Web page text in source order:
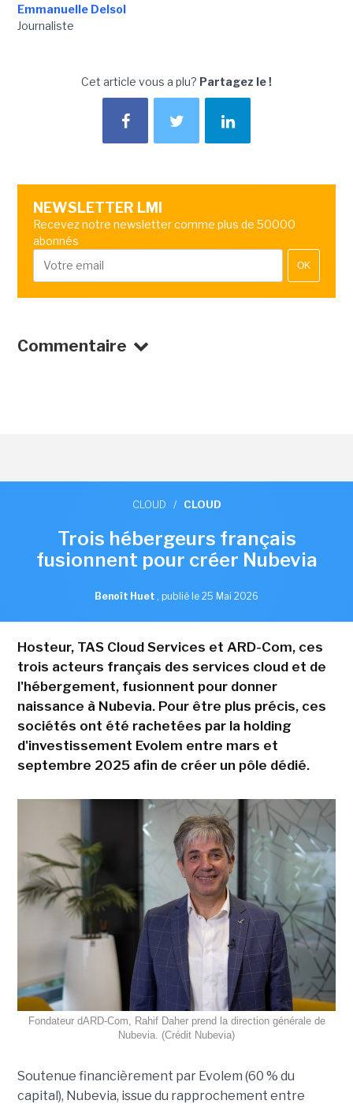
Emmanuelle Delsol
Journaliste
Cet article vous a plu? Partagez le !
NEWSLETTER LMI
Recevez notre newsletter comme plus de 50000
abonnés
OK
Commentaire
CLOUD / CLOUD
Trois hébergeurs français
fusionnent pour créer Nubevia
Benoît Huet , publié le 25 Mai 2026
Hosteur, TAS Cloud Services et ARD-Com, ces
trois acteurs français des services cloud et de
l'hébergement, fusionnent pour donner
naissance à Nubevia. Pour être plus précis, ces
sociétés ont été rachetées par la holding
d'investissement Evolem entre mars et
septembre 2025 afin de créer un pôle dédié.
Fondateur dARD-Com, Rahif Daher prend la direction générale de
Nubevia. (Crédit Nubevia)
Soutenue financièrement par Evolem (60 % du
capital), Nubevia, issue du rapprochement entre